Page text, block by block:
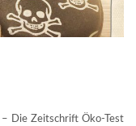
Die Zeitschrift Öko-Test